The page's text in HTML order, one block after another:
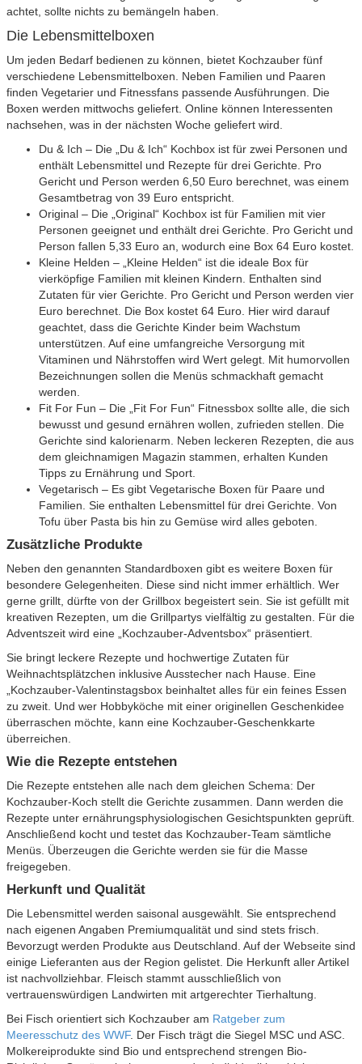
achtet, sollte nichts zu bemängeln haben.
Die Lebensmittelboxen
Um jeden Bedarf bedienen zu können, bietet Kochzauber fünf
verschiedene Lebensmittelboxen. Neben Familien und Paaren
finden Vegetarier und Fitnessfans passende Ausführungen. Die
Boxen werden mittwochs geliefert. Online können Interessenten
nachsehen, was in der nächsten Woche geliefert wird.
Du & Ich – Die „Du & Ich“ Kochbox ist für zwei Personen und
enthält Lebensmittel und Rezepte für drei Gerichte. Pro
Gericht und Person werden 6,50 Euro berechnet, was einem
Gesamtbetrag von 39 Euro entspricht.
Original – Die „Original“ Kochbox ist für Familien mit vier
Personen geeignet und enthält drei Gerichte. Pro Gericht und
Person fallen 5,33 Euro an, wodurch eine Box 64 Euro kostet.
Kleine Helden – „Kleine Helden“ ist die ideale Box für
vierköpfige Familien mit kleinen Kindern. Enthalten sind
Zutaten für vier Gerichte. Pro Gericht und Person werden vier
Euro berechnet. Die Box kostet 64 Euro. Hier wird darauf
geachtet, dass die Gerichte Kinder beim Wachstum
unterstützen. Auf eine umfangreiche Versorgung mit
Vitaminen und Nährstoffen wird Wert gelegt. Mit humorvollen
Bezeichnungen sollen die Menüs schmackhaft gemacht
werden.
Fit For Fun – Die „Fit For Fun“ Fitnessbox sollte alle, die sich
bewusst und gesund ernähren wollen, zufrieden stellen. Die
Gerichte sind kalorienarm. Neben leckeren Rezepten, die aus
dem gleichnamigen Magazin stammen, erhalten Kunden
Tipps zu Ernährung und Sport.
Vegetarisch – Es gibt Vegetarische Boxen für Paare und
Familien. Sie enthalten Lebensmittel für drei Gerichte. Von
Tofu über Pasta bis hin zu Gemüse wird alles geboten.
Zusätzliche Produkte
Neben den genannten Standardboxen gibt es weitere Boxen für
besondere Gelegenheiten. Diese sind nicht immer erhältlich. Wer
gerne grillt, dürfte von der Grillbox begeistert sein. Sie ist gefüllt mit
kreativen Rezepten, um die Grillpartys vielfältig zu gestalten. Für die
Adventszeit wird eine „Kochzauber-Adventsbox“ präsentiert.
Sie bringt leckere Rezepte und hochwertige Zutaten für
Weihnachtsplätzchen inklusive Ausstecher nach Hause. Eine
„Kochzauber-Valentinstagsbox beinhaltet alles für ein feines Essen
zu zweit. Und wer Hobbyköche mit einer originellen Geschenkidee
überraschen möchte, kann eine Kochzauber-Geschenkkarte
überreichen.
Wie die Rezepte entstehen
Die Rezepte entstehen alle nach dem gleichen Schema: Der
Kochzauber-Koch stellt die Gerichte zusammen. Dann werden die
Rezepte unter ernährungsphysiologischen Gesichtspunkten geprüft.
Anschließend kocht und testet das Kochzauber-Team sämtliche
Menüs. Überzeugen die Gerichte werden sie für die Masse
freigegeben.
Herkunft und Qualität
Die Lebensmittel werden saisonal ausgewählt. Sie entsprechend
nach eigenen Angaben Premiumqualität und sind stets frisch.
Bevorzugt werden Produkte aus Deutschland. Auf der Webseite sind
einige Lieferanten aus der Region gelistet. Die Herkunft aller Artikel
ist nachvollziehbar. Fleisch stammt ausschließlich von
vertrauenswürdigen Landwirten mit artgerechter Tierhaltung.
Bei Fisch orientiert sich Kochzauber am Ratgeber zum
Meeresschutz des WWF. Der Fisch trägt die Siegel MSC und ASC.
Molkereiprodukte sind Bio und entsprechend strengen Bio-